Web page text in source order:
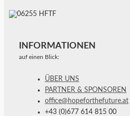
INFORMATIONEN
auf einen Blick:
ÜBER UNS
PARTNER & SPONSOREN
office@hopeforthefuture.at
+43 (0)677 614 815 00